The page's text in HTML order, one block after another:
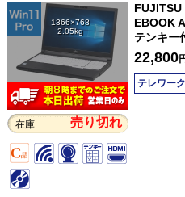
1366×768
2.05kg
在庫 売り切れ
FUJITSU
EBOOK
テンキー
22,800
テレワー